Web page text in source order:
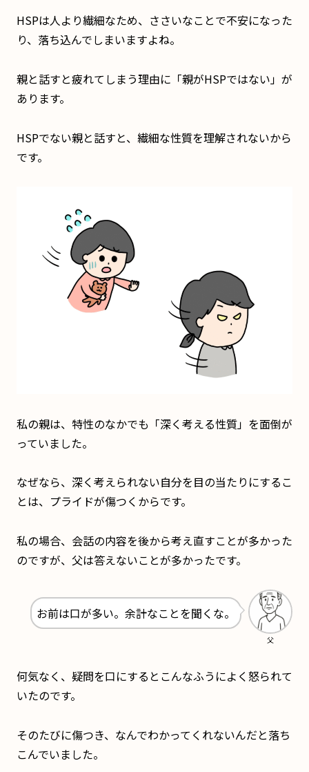
HSPは人より繊細なため、ささいなことで不安になった
り、落ち込んでしまいますよね。
親と話すと疲れてしまう理由に「親がHSPではない」が
あります。
HSPでない親と話すと、繊細な性質を理解されないから
です。
私の親は、特性のなかでも「深く考える性質」を面倒が
っていました。
なぜなら、深く考えられない自分を目の当たりにするこ
とは、プライドが傷つくからです。
私の場合、会話の内容を後から考え直すことが多かった
のですが、父は答えないことが多かったです。
父
お前は口が多い。余計なことを聞くな。
何気なく、疑問を口にするとこんなふうによく怒られて
いたのです。
そのたびに傷つき、なんでわかってくれないんだと落ち
こんでいました。